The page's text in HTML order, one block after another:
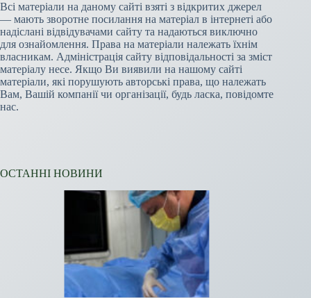
Всі матеріали на даному сайті взяті з відкритих джерел
— мають зворотне посилання на матеріал в інтернеті або
надіслані відвідувачами сайту та надаються виключно
для ознайомлення. Права на матеріали належать їхнім
власникам. Адміністрація сайту відповідальності за зміст
матеріалу несе. Якщо Ви виявили на нашому сайті
матеріали, які порушують авторські права, що належать
Вам, Вашій компанії чи організації, будь ласка, повідомте
нас.
ОСТАННІ НОВИНИ